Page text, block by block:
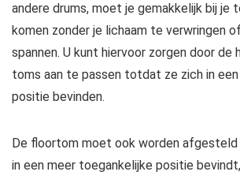
andere drums, moet je gemakkelijk bij je
komen zonder je lichaam te verwringen
spannen. U kunt hiervoor zorgen door de
toms aan te passen totdat ze zich in
positie bevinden.
De floortom moet ook worden
in een meer toegankelijke positie